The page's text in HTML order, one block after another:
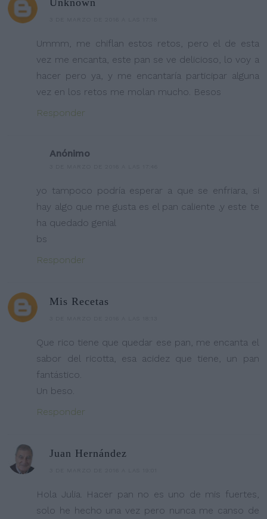
Unknown
Ummm, me chiflan estos retos, pero el de esta
vez me encanta, este pan se ve delicioso, lo voy a
hacer pero ya, y me encantaría participar alguna
vez en los retos me molan mucho. Besos
Responder
Anónimo
yo tampoco podría esperar a que se enfriara, si
hay algo que me gusta es el pan caliente ,y este te
ha quedado genial
bs
Responder
Mis Recetas
Que rico tiene que quedar ese pan, me encanta el
sabor del ricotta, esa acidez que tiene, un pan
fantástico.
Un beso.
Responder
Juan Hernández
Hola Julia. Hacer pan no es uno de mis fuertes,
solo he hecho una vez pero nunca me canso de